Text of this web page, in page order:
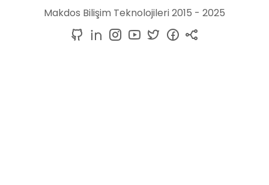
Makdos Bilişim Teknolojileri 2015 - 2025